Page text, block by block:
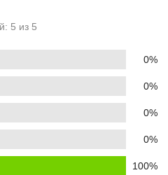
5 из 5
0%
0%
0%
0%
100%